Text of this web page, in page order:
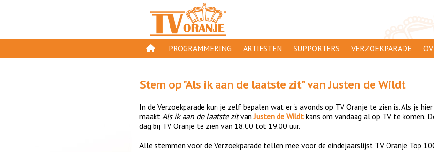
PROGRAMMERING
GESPEELD OP TV ORANJE
ORANJE KROON
TV ORANJE TOP 1000
11 VAN ORANJE
ARTIESTEN SUPPORTERS
AANMELDEN
VERZOEKPARADE
Stem op "Als ik aan de laatste zit" vanJusten de Wildt
In de Verzoekparade kun je zelf bepalen wat er 's avonds op TV Oranje te zien is. Als je
maakt Als ik aan de laatste zitvanJusten de Wildt kans om vandaag al op TV te komen.
dag bij TV Oranje te zien van 18.00 tot 19.00 uur.
Alle stemmen voor de Verzoekparade tellen mee voor de eindejaarslijst TV Oranje Top